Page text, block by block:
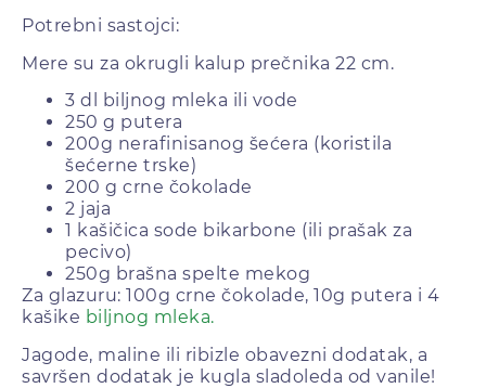
Potrebni sastojci:
Mere su za okrugli kalup prečnika 22 cm.
3 dl biljnog mleka ili vode
250 g putera
200g nerafinisanog šećera (koristila
šećerne trske)
200 g crne čokolade
2 jaja
1 kašičica sode bikarbone (ili prašak za
pecivo)
250g brašna spelte mekog
Za glazuru: 100g crne čokolade, 10g putera i 4
kašike biljnog mleka.
Jagode, maline ili ribizle obavezni dodatak, a
savršen dodatak je kugla sladoleda od vanile!